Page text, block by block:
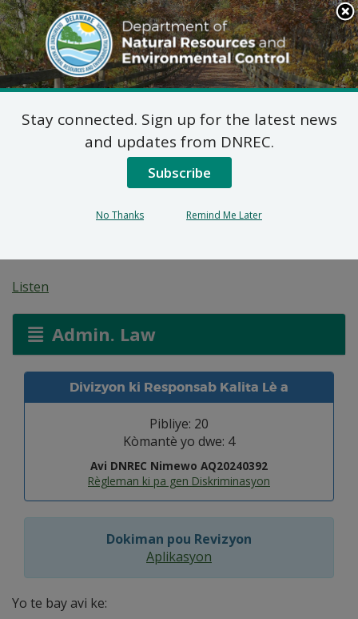
Search
This
Site
DNREC Menu
7 DE Kòd Admin. 1102
Demann Pèmi pou
Sibstans Mineral
Listen
Admin. Law
Divizyon ki Responsab Kalita Lè a
Pibliye: 20
Kòmantè yo dwe: 4
Avi DNREC Nimewo AQ20240392
Règleman ki pa gen Diskriminasyon
Dokiman pou Revizyon
Aplikasyon
Yo te bay avi ke:
Stay connected. Sign up for the latest news
and updates from DNREC.
Subscribe
No Thanks Remind Me Later